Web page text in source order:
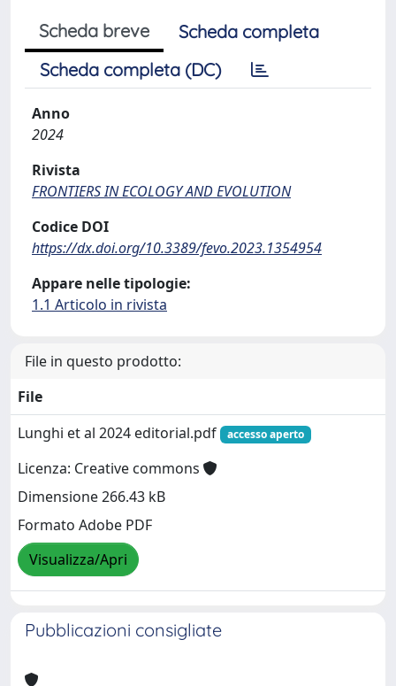
Scheda breve
Scheda completa
Scheda completa (DC)
Anno
2024
Rivista
FRONTIERS IN ECOLOGY AND EVOLUTION
Codice DOI
https://dx.doi.org/10.3389/fevo.2023.1354954
Appare nelle tipologie:
1.1 Articolo in rivista
File in questo prodotto:
File
Lunghi et al 2024 editorial.pdf
accesso aperto
Licenza: Creative commons
Dimensione 266.43 kB
Formato Adobe PDF
Visualizza/Apri
Pubblicazioni consigliate